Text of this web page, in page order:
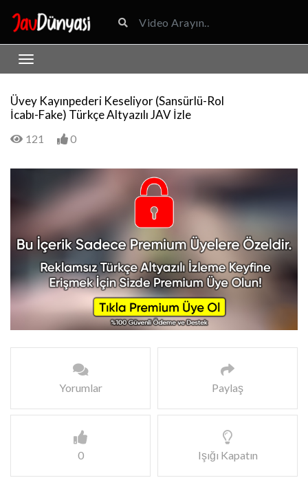
Üvey Kayınpederi Keseliyor (Sansürlü-Rol
İcabı-Fake) Türkçe Altyazılı JAV İzle
121 0
Yorumlar Paylaş
0 Işığı Kapatın